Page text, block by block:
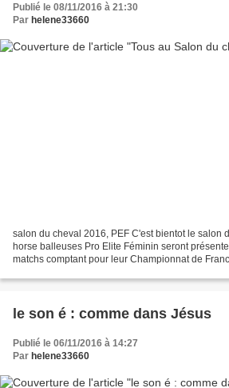
Publié le 08/11/2016 à 21:30
Par helene33660
salon du cheval 2016, PEF C'est bientot le salon
horse balleuses Pro Elite Féminin seront
matchs comptant pour leur Championnat de
le son é : comme dans Jésus
Publié le 06/11/2016 à 14:27
Par helene33660